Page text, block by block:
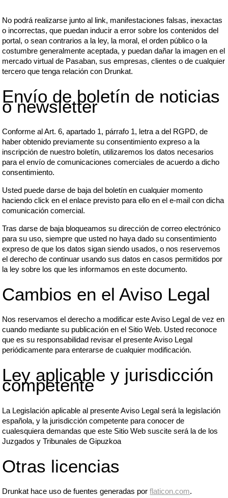
No podrá realizarse junto al link, manifestaciones falsas, inexactas
o incorrectas, que puedan inducir a error sobre los contenidos del
portal, o sean contrarios a la ley, la moral, el orden público o la
costumbre generalmente aceptada, y puedan dañar la imagen en el
mercado virtual de Pasaban, sus empresas, clientes o de cualquier
tercero que tenga relación con Drunkat.
Envío de boletín de noticias
o newsletter
Conforme al Art. 6, apartado 1, párrafo 1, letra a del RGPD, de
haber obtenido previamente su consentimiento expreso a la
inscripción de nuestro boletín, utilizaremos los datos necesarios
para el envío de comunicaciones comerciales de acuerdo a dicho
consentimiento.
Usted puede darse de baja del boletín en cualquier momento
haciendo click en el enlace previsto para ello en el e-mail con dicha
comunicación comercial.
Tras darse de baja bloqueamos su dirección de correo electrónico
para su uso, siempre que usted no haya dado su consentimiento
expreso de que los datos sigan siendo usados, o nos reservemos
el derecho de continuar usando sus datos en casos permitidos por
la ley sobre los que les informamos en este documento.
Cambios en el Aviso Legal
Nos reservamos el derecho a modificar este Aviso Legal de vez en
cuando mediante su publicación en el Sitio Web. Usted reconoce
que es su responsabilidad revisar el presente Aviso Legal
periódicamente para enterarse de cualquier modificación.
Ley aplicable y jurisdicción
competente
La Legislación aplicable al presente Aviso Legal será la legislación
española, y la jurisdicción competente para conocer de
cualesquiera demandas que este Sitio Web suscite será la de los
Juzgados y Tribunales de Gipuzkoa
Otras licencias
Drunkat hace uso de fuentes generadas porflaticon.com.